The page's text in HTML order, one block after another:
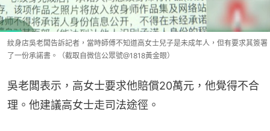
紋身店吳老闆告訴記者，當時師傅不知道高女士兒子是未成年人，但有要求其簽署
了一份承諾書。（截取自微信公眾號@1818黃金眼）
吳老闆表示，高女士要求他賠償20萬元，他覺得不合
理。他建議高女士走司法途徑。